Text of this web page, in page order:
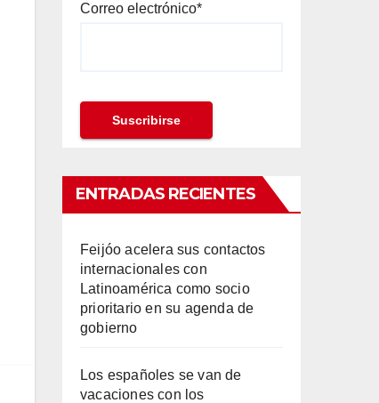
Correo electrónico*
ENTRADAS RECIENTES
Feijóo acelera sus contactos
internacionales con
Latinoamérica como socio
prioritario en su agenda de
gobierno
Los españoles se van de
vacaciones con los